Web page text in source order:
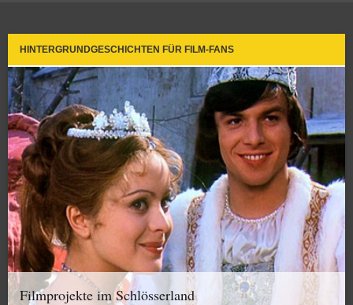
HINTERGRUNDGESCHICHTEN FÜR FILM-FANS
Filmprojekte im Schlösserland